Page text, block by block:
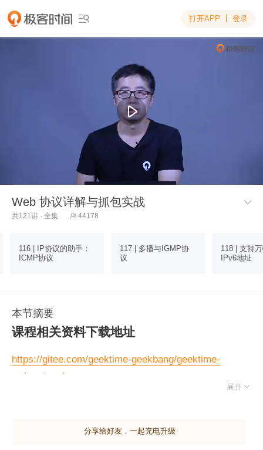
 打开APP 登录
Web 协议详解与抓包实战 
共121讲 · 全集  44178
116 | IP协议的助手：
ICMP协议
117 | 多播与IGMP协
议
118 | 支持
IPv6地址
本节摘要
课程相关资料下载地址
https://gitee.com/geektime-geekbang/geektime-
webprotocol
展开 
分享给好友，一起充电升级